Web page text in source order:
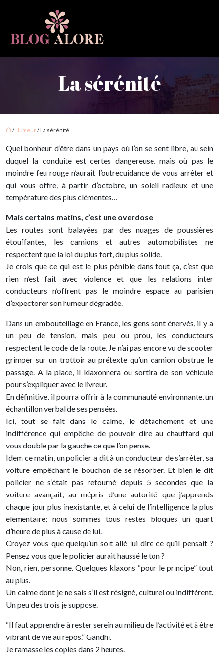
La sérénité
/ Humeur / La sérénité
Quel bonheur d’être dans un pays où l’on se sent libre, au sein
duquel la conduite est certes dangereuse, mais où pas le
moindre feu rouge n’aurait l’outrecuidance de vous arrêter et
qui vous offre, à partir d’octobre, un soleil radieux et une
température des plus clémentes…
Mais certains matins, c’est une overdose
Les routes sont balayées par des nuages de poussières
étouffantes, les camions et autres automobilistes ne
respectent que la loi du plus fort, du plus solide.
Je crois que ce qui est le plus pénible dans tout ça, c’est que
rien n’est fait avec violence et que les relations inter
conducteurs n’offrent pas le moindre espace au parisien
d’expectorer son humeur dégradée.
Dans un embouteillage en France, les gens sont énervés, il y a
un peu de tension, mais peu ou prou, les conducteurs
respectent le code de la route. Je n’ai pas encore vu de scooter
grimper sur un trottoir au prétexte qu’un camion obstrue le
passage. A la place, il klaxonnera ou sortira de son véhicule
pour s’expliquer avec le livreur.
En définitive, il pourra offrir à la communauté environnante, un
échantillon verbal de ses pensées.
Ici, tout se fait dans le calme, le détachement et une
indifférence qui empêche de pouvoir dire au chauffard qui
vous double par la gauche ce que l’on pense.
Idem ce matin, un policier a dit à un conducteur de s’arrêter, sa
voiture empêchant le bouchon de se résorber. Et bien le dit
policier ne s’était pas retourné depuis 5 secondes que la
voiture avançait, au mépris d’une autorité que j’apprends
chaque jour plus inexistante, et à celui de l’intelligence la plus
élémentaire; nous sommes tous restés bloqués un quart
d’heure de plus à cause de lui.
Croyez vous que quelqu’un soit allé lui dire ce qu’il pensait ?
Pensez vous que le policier aurait haussé le ton ?
Non, rien, personne. Quelques klaxons “pour le principe” tout
au plus.
Un calme dont je ne sais s’il est résigné, culturel ou indifférent.
Un peu des trois je suppose.
“Il faut apprendre à rester serein au milieu de l’activité et à être
vibrant de vie au repos.” Gandhi.
Je ramasse les copies dans 2 heures.